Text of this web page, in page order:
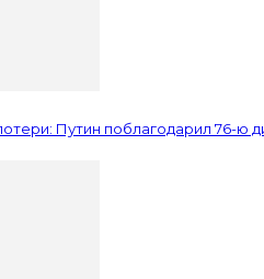
Путин поблагодарил 76-ю